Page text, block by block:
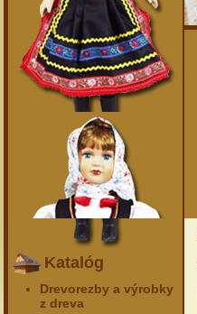
Katalóg
Drevorezby a výrobky
z dreva